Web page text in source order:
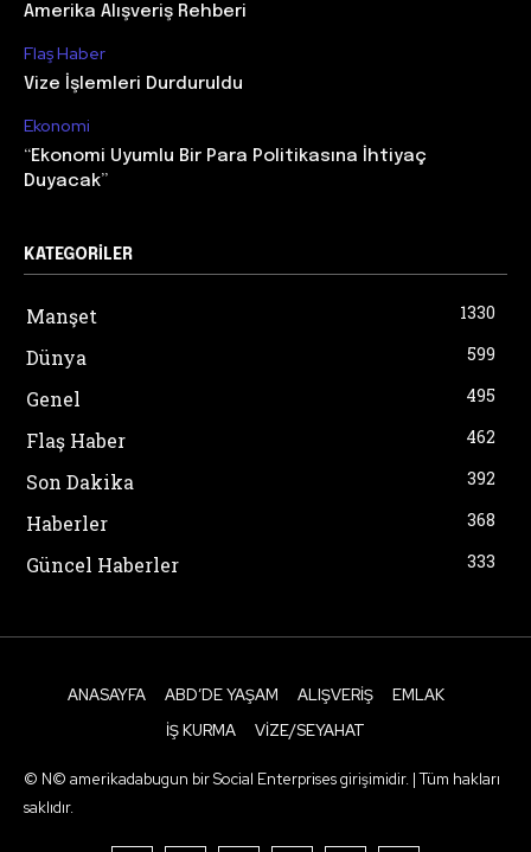
Amerika Alışveriş Rehberi
Flaş Haber
Vize İşlemleri Durduruldu
Ekonomi
“Ekonomi Uyumlu Bir Para Politikasına İhtiyaç
Duyacak”
KATEGORILER
Manşet 1330
Dünya 599
Genel 495
Flaş Haber 462
Son Dakika 392
Haberler 368
Güncel Haberler 333
ANASAYFA ABD’DE YAŞAM ALIŞVERIŞ
EMLAK
İŞ KURMA
VIZE/SEYAHAT
© N© amerikadabugun bir Social Enterprises girişimidir. | Tüm hakları
saklıdır.